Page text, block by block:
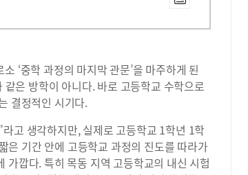
‘중학 과정의 마지막 관문’을 마주하게 된
은 방학이 아니다. 바로 고등학교 수학으로
결정적인 시기다.
고 생각하지만, 실제로 고등학교 1학년 1학
은 기간 안에 고등학교 과정의 진도를 따라가
가깝다. 특히 목동 지역 고등학교의 내신 시험